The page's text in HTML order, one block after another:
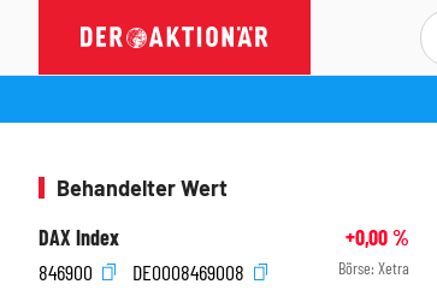
Behandelter Wert
DAX Index
+0,00%
846900
DE0008469008 Börse: Xetra